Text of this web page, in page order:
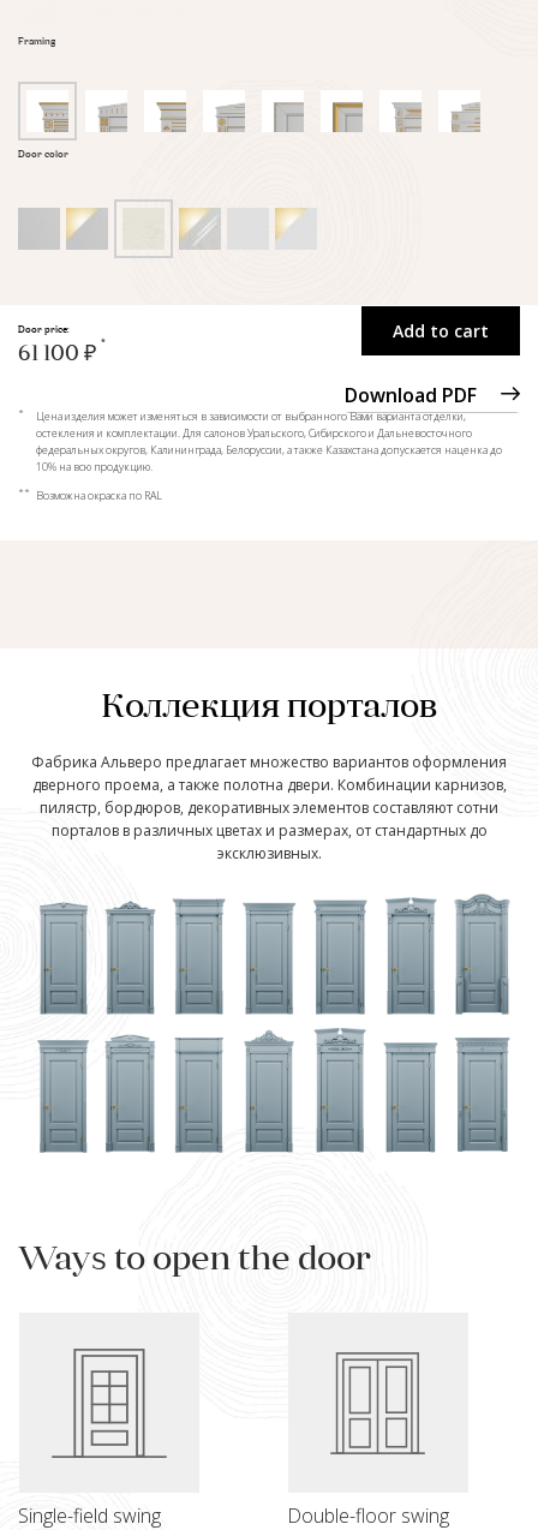
Framing
Door color
Add to cart
Download PDF
Door price:
61 100 ₽
*
Цена изделия может изменяться в зависимости от выбранного Вами варианта отделки,
остекления и комплектации. Для салонов Уральского, Сибирского и Дальневосточного
федеральных округов, Калининграда, Белоруссии, а также Казахстана допускается наценка до
10% на всю продукцию.
** Возможна окраска по RAL
Коллекция порталов
Фабрика Альверо предлагает множество вариантов оформления
дверного проема, а также полотна двери. Комбинации карнизов,
пилястр, бордюров, декоративных элементов составляют сотни
порталов в различных цветах и размерах, от стандартных до
эксклюзивных.
Ways to open the door
Single-field swing Double-floor swing